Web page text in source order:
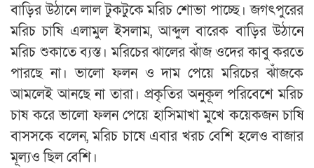
বাড়ির উঠানে লাল টুকটুকে মরিচ শোভা পাচ্ছে। জগৎপুরের
মরিচ চাষি এলামুল ইসলাম, আব্দুল বারেক বাড়ির উঠানে
মরিচ শুকাতে ব্যস্ত। মরিচের ঝালের ঝাঁজ ওদের কাবু করতে
পারছে না। ভালো ফলন ও দাম পেয়ে মরিচের ঝাঁজকে
আমলেই আনছে না তারা। প্রকৃতির অনুকূল পরিবেশে মরিচ
চাষ করে ভালো ফলন পেয়ে হাসিমাখা মুখে কয়েকজন চাষি
বাসসকে বলেন, মরিচ চাষে এবার খরচ বেশি হলেও বাজার
মূল্যও ছিল বেশি।